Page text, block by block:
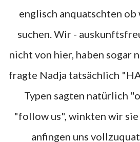
englisch anquatschten ob
suchen. Wir -
nicht von hier, haben sogar
fragte Nadja tatsächlich
Typen sagten natürlich
"follow us", winkten wir sie
anfingen uns